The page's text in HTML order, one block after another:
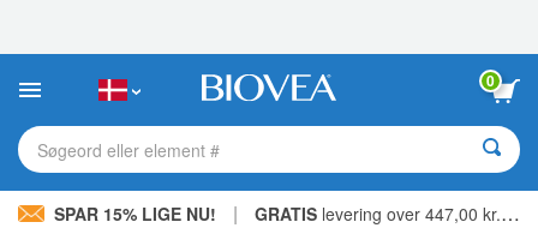
websted
0
Søgeord eller element #
SPAR 15% LIGE NU! | GRATIS levering over 447,00 kr. »